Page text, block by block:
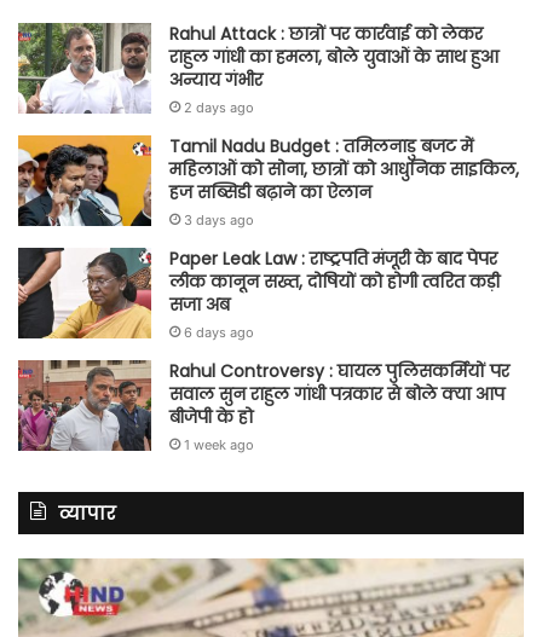
Rahul Attack : छात्रों पर कार्रवाई को लेकर
राहुल गांधी का हमला, बोले युवाओं के साथ हुआ
अन्याय गंभीर
2 days ago
Tamil Nadu Budget : तमिलनाडु बजट में
महिलाओं को सोना, छात्रों को आधुनिक साइकिल,
हज सब्सिडी बढ़ाने का ऐलान
3 days ago
Paper Leak Law : राष्ट्रपति मंजूरी के बाद पेपर
लीक कानून सख्त, दोषियों को होगी त्वरित कड़ी
सजा अब
6 days ago
Rahul Controversy : घायल पुलिसकर्मियों पर
सवाल सुन राहुल गांधी पत्रकार से बोले क्या आप
बीजेपी के हो
1 week ago
व्यापार